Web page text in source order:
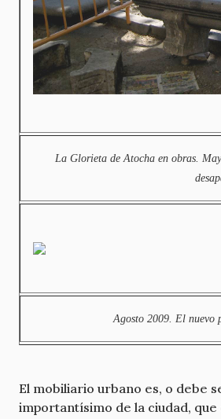
La Glorieta de Atocha en obras.
Agosto 2009. El nuevo
El mobiliario urbano es, o debe
importantísimo de la ciudad, que